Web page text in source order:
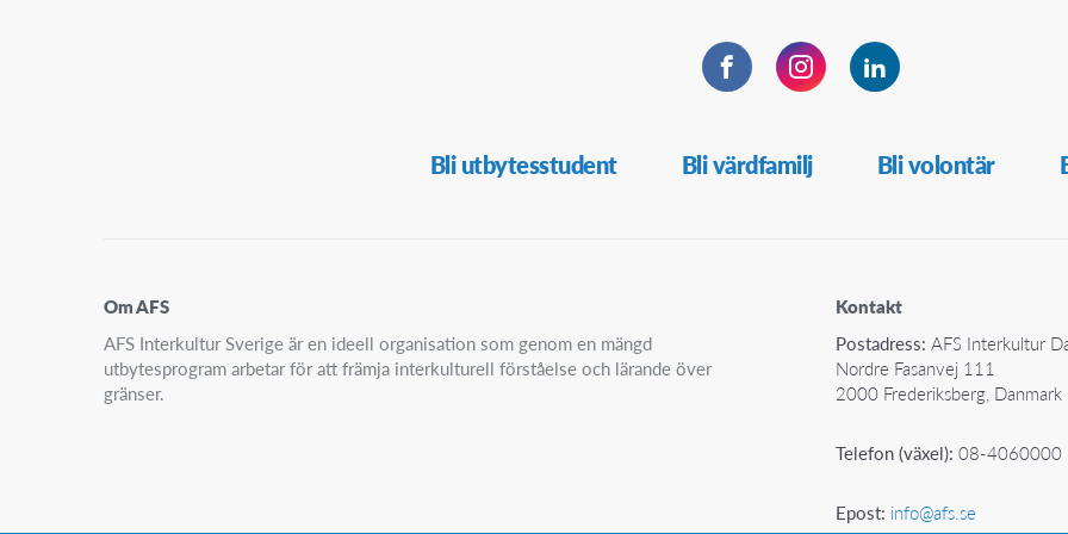
FacebookInstagramLinkedIn
Bli utbytesstudent Bli värdfamilj Bli volontär
Kontakt
Postadress: AFS Interkultur
Nordre Fasanvej 111
2000 Frederiksberg, Danmark
Telefon (växel):08-4060000
Epost: info@afs.se
Om AFS
AFS Interkultur Sverige är en ideell organisation som genom en mängd
utbytesprogram arbetar för att främja interkulturell förståelse och lärande över
gränser.